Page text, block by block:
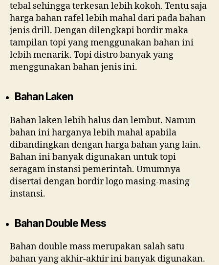
tebal sehingga terkesan lebih kokoh. Tentu saja
harga bahan rafel lebih mahal dari pada bahan
jenis drill. Dengan dilengkapi bordir maka
tampilan topi yang menggunakan bahan ini
lebih menarik. Topi distro banyak yang
menggunakan bahan jenis ini.
Bahan Laken
Bahan laken lebih halus dan lembut. Namun
bahan ini harganya lebih mahal apabila
dibandingkan dengan harga bahan yang lain.
Bahan ini banyak digunakan untuk topi
seragam instansi pemerintah. Umumnya
disertai dengan bordir logo masing-masing
instansi.
Bahan Double Mess
Bahan double mass merupakan salah satu
bahan yang akhir-akhir ini banyak digunakan.